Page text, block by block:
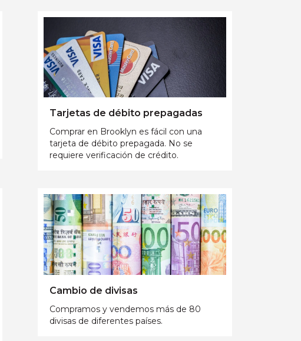
Tarjetas de débito prepagadas
Comprar en Brooklyn es fácil con una
tarjeta de débito prepagada. No se
requiere verificación de crédito.
Cambio de divisas
Compramos y vendemos más de 80
divisas de diferentes países.